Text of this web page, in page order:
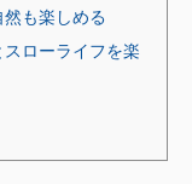
然も楽しめる
スローライフを楽